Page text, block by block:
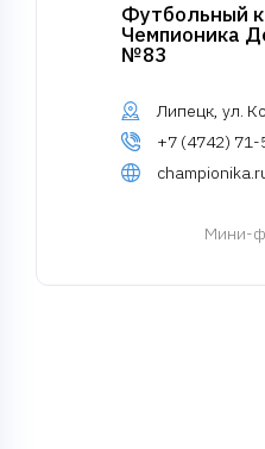
Футбольный
Чемпионика
№83
Липецк, ул.
+7 (4742) 71-
Мини-